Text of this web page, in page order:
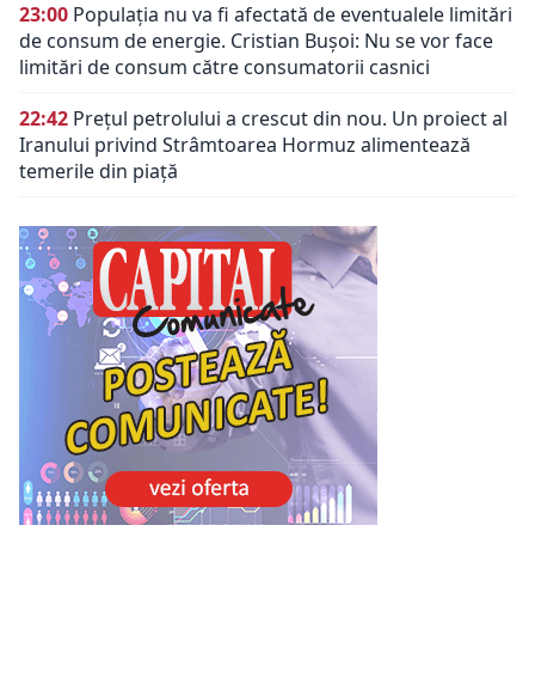
23:00 Populația nu va fi afectată de eventualele limitări
de consum de energie. Cristian Bușoi: Nu se vor face
limitări de consum către consumatorii casnici
22:42 Prețul petrolului a crescut din nou. Un proiect al
Iranului privind Strâmtoarea Hormuz alimentează
temerile din piață